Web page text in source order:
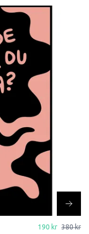
190 kr 380 kr